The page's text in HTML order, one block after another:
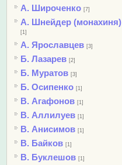
А. Широченко [7]
А. Шнейдер (монахиня)
[1]
А. Ярославцев [3]
Б. Лазарев [2]
Б. Муратов [3]
Б. Осипенко [1]
В. Агафонов [1]
В. Аллилуев [1]
В. Анисимов [1]
В. Байков [1]
В. Буклешов [1]